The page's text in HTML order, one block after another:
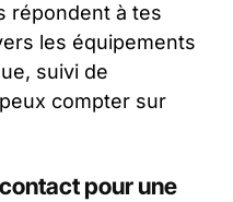
répondent à tes
les équipements
suivi de
compter sur
pour une